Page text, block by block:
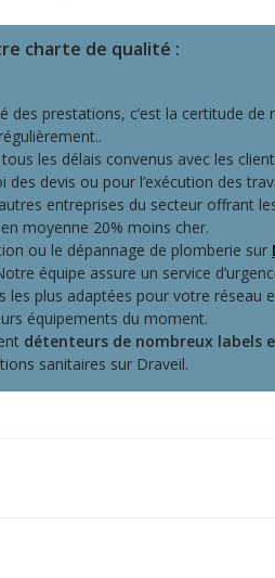
charte de qualité :
des prestations, c’est la certitude
les délais convenus avec les
devis ou pour l’exécution des
entreprises du secteur offrant
moyenne 20% moins cher.
ou le dépannage de plomberie sur
équipe assure un service
plus adaptées pour votre réseau
équipements du moment.
détenteurs de nombreux labels
sanitaires sur Draveil.